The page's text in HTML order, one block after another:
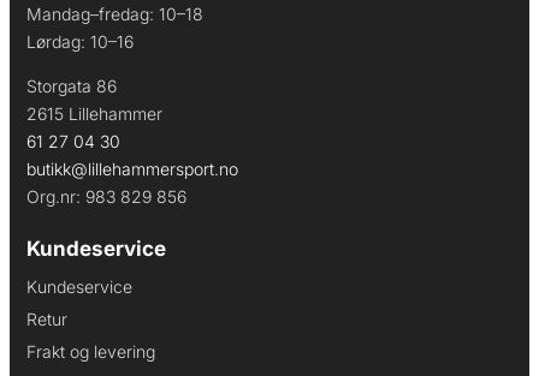
Mandag–fredag: 10–18
Lørdag: 10–16
Storgata 86
2615 Lillehammer
61 27 04 30
butikk@lillehammersport.no
Org.nr: 983 829 856
Kundeservice
Kundeservice
Retur
Frakt og levering